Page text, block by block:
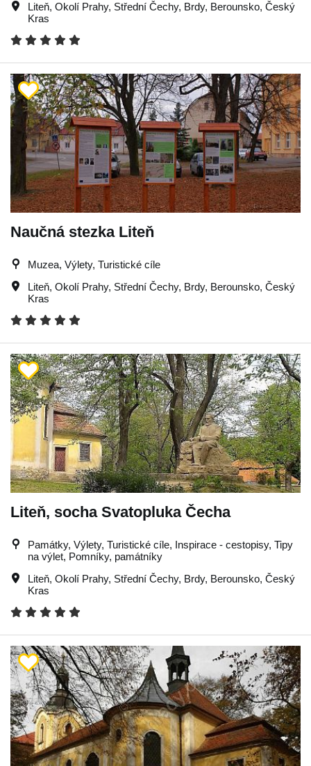
Liteň, Okolí Prahy, Střední Čechy, Brdy, Berounsko, Český
Kras
Naučná stezka Liteň
Muzea, Výlety, Turistické cíle
Liteň, Okolí Prahy, Střední Čechy, Brdy, Berounsko, Český
Kras
Liteň, socha Svatopluka Čecha
Památky, Výlety, Turistické cíle, Inspirace - cestopisy, Tipy
na výlet, Pomníky, památníky
Liteň, Okolí Prahy, Střední Čechy, Brdy, Berounsko, Český
Kras